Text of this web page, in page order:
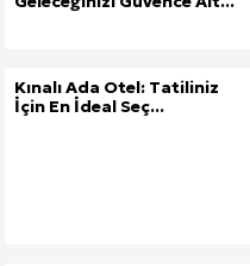
Kınalı Ada Otel: Tatiliniz
İçin En İdeal Seç...